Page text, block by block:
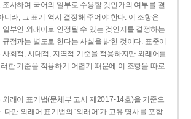
사하여 국어의 일부로 수용할 것인가의 여부를 결
니라, 그 표기 역시 결정해 주어야 한다. 이 조항은
일부인 외래어로 인정될 수 있는 것인지를 결정하는
정과는 별도로 한다는 사실을 밝힌 것이다. 표준어
회적, 시대적, 지역적 기준을 적용하지만 외래어를
한 기준을 적용하기 어렵기 때문에 이 조항을 따로
외래어 표기법(문체부 고시 제2017-14호)을 기준으
다만 외래어 표기법의 ‘외래어’가 고유 명사를 포함